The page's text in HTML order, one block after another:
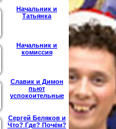
Начальник и
Татьянка
Начальник и
комиссия
Славик и Димон
пьют
успокоительные
Сергей Беляков и
Что? Где? Почём?